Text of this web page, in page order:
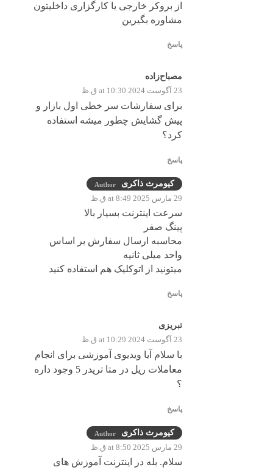
از بروکر خارجی یا کارگزاری داخلیتون
مشاوره بگیرین
پاسخ
مصباح‌زاده
23 آگوست 2024 at 10:30 ق.ظ
برای سفارشات سر خطی اول بازار و
پیش گشایش چطور میشه استفاده
کرد؟
پاسخ
کیومرث ذاکری Author
29 مارس 2025 at 8:49 ق.ظ
سرعت اینترنت بسیار بالا
پینگ صفر
محاسبه ارسال سفارش بر اساس
واحد میلی ثانیه
میتونید از اتوکلیک هم استفاده کنید
پاسخ
تبریزی
23 آگوست 2024 at 10:29 ق.ظ
با سلام آیا ویدیوی آموزشی برای انجام
معاملات ریل در متا تریدر 5 وجود داره
؟
پاسخ
کیومرث ذاکری Author
29 مارس 2025 at 8:50 ق.ظ
سلام. بله در اینترنت آموزش های